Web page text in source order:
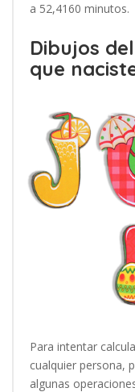
a 52,4160 minutos.
Dibujos
que
Para intentar
cualquier persona,
algunas